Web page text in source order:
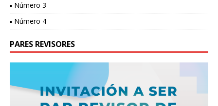
▪ Número 3
▪ Número 4
PARES REVISORES